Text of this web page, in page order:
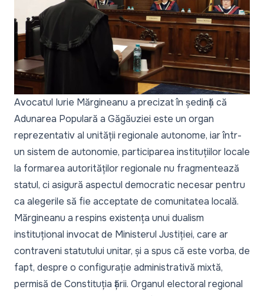
Avocatul Iurie Mărgineanu a precizat în ședință că
Adunarea Populară a Găgăuziei este un organ
reprezentativ al unității regionale autonome, iar într-
un sistem de autonomie, participarea instituțiilor locale
la formarea autorităților regionale nu fragmentează
statul, ci asigură aspectul democratic necesar pentru
ca alegerile să fie acceptate de comunitatea locală.
Mărgineanu a respins existența unui dualism
instituțional invocat de Ministerul Justiției, care ar
contraveni statutului unitar, și a spus că este vorba, de
fapt, despre o configurație administrativă mixtă,
permisă de Constituția țării. Organul electoral regional